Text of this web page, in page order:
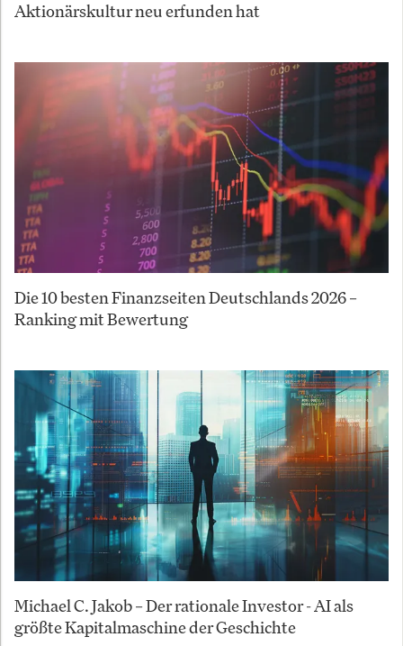
Aktionärskultur neu erfunden hat
Die 10 besten Finanzseiten Deutschlands 2026 –
Ranking mit Bewertung
Michael C. Jakob – Der rationale Investor - AI als
größte Kapitalmaschine der Geschichte